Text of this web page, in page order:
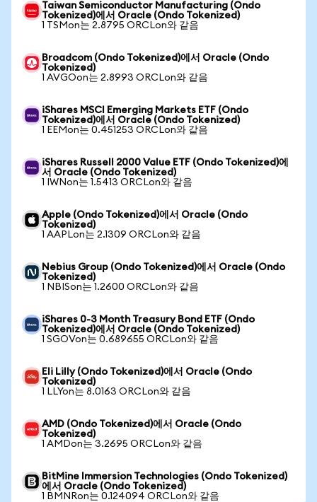
Taiwan Semiconductor Manufacturing (Ondo
Tokenized)에서 Oracle (Ondo Tokenized)
1 TSMon는 2.8795 ORCLon와 같음
Broadcom (Ondo Tokenized)에서 Oracle (Ondo
Tokenized)
1 AVGOon는 2.8993 ORCLon와 같음
iShares MSCI Emerging Markets ETF (Ondo
Tokenized)에서 Oracle (Ondo Tokenized)
1 EEMon는 0.451253 ORCLon와 같음
iShares Russell 2000 Value ETF (Ondo Tokenized)에
서 Oracle (Ondo Tokenized)
1 IWNon는 1.5413 ORCLon와 같음
Apple (Ondo Tokenized)에서 Oracle (Ondo
Tokenized)
1 AAPLon는 2.1309 ORCLon와 같음
Nebius Group (Ondo Tokenized)에서 Oracle (Ondo
Tokenized)
1 NBISon는 1.2600 ORCLon와 같음
iShares 0-3 Month Treasury Bond ETF (Ondo
Tokenized)에서 Oracle (Ondo Tokenized)
1 SGOVon는 0.689655 ORCLon와 같음
Eli Lilly (Ondo Tokenized)에서 Oracle (Ondo
Tokenized)
1 LLYon는 8.0163 ORCLon와 같음
AMD (Ondo Tokenized)에서 Oracle (Ondo
Tokenized)
1 AMDon는 3.2695 ORCLon와 같음
BitMine Immersion Technologies (Ondo Tokenized)
에서 Oracle (Ondo Tokenized)
1 BMNRon는 0.124094 ORCLon와 같음